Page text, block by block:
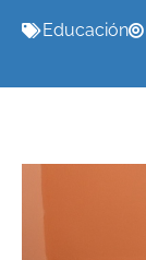
Educación